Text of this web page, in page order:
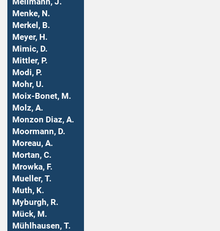
Menke, N.
Merkel, B.
Meyer, H.
Mimic, D.
Mittler, P.
Modi, P.
Mohr, U.
Moix-Bonet, M.
Molz, A.
Monzon Diaz, A.
Moormann, D.
Moreau, A.
Mortan, C.
Mrowka, F.
Mueller, T.
Muth, K.
Myburgh, R.
Mück, M.
Mühlhausen, T.